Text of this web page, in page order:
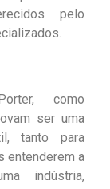
pelo
como
ser uma
tanto para
entenderem a
indústria,